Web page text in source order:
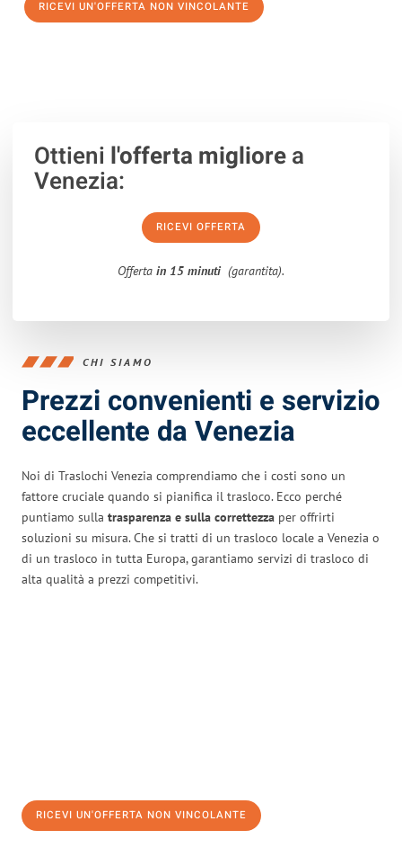
RICEVI UN'OFFERTA NON VINCOLANTE
Ottieni l'offerta migliorea
Venezia:
RICEVI OFFERTA
Offerta in 15 minuti (garantita).
CHI SIAMO
Prezzi convenienti e servizio
eccellente da Venezia
Noi di Traslochi Venezia comprendiamo che i costi sono un
fattore cruciale quando si pianifica il trasloco. Ecco perché
puntiamo sulla trasparenza e sulla correttezza per offrirti
soluzioni su misura. Che si tratti di un trasloco locale a Venezia o
di un trasloco in tutta Europa, garantiamo servizi di trasloco di
alta qualità a prezzi competitivi.
RICEVI UN'OFFERTA NON VINCOLANTE